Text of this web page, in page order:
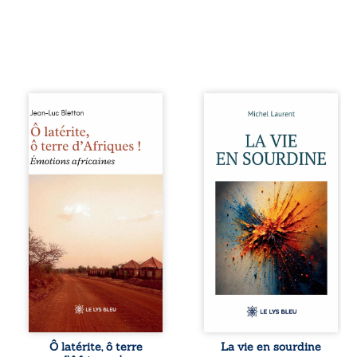
Ô latérite, ô terre
d’Afriques ! est un
poétique et
authentique aux
paysages, aux
émotions brutes
d’un continent en
entre traditions et
modernité. Des
souvenirs intimes
– la pluie à
Namoungou, le
baobab de
Zagtouli – aux
portraits
marquants –
Ô latérite, ô terre
Nina et Pierre se
très jeunes,
presque par
hasard, et se sont
aimés simplement,
persuadés que la
présence de
l’autre suffirait. Ils
mènent une
existence
modeste, rythmée
par le travail, la
fatigue et les
de la mère de
vivent, fragilise un
équilibre déjà
La vie en sourdine